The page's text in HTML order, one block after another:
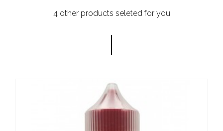
4 other products seleted for you